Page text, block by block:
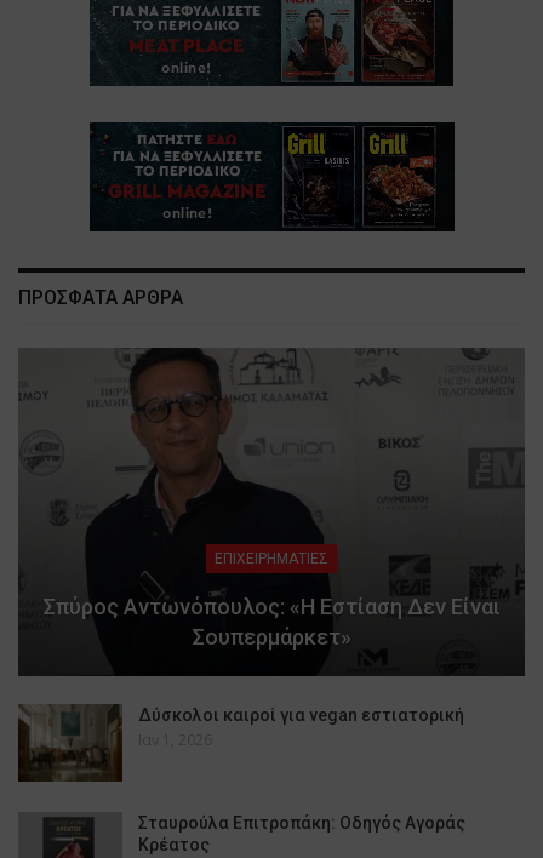
ΠΡΟΣΦΑΤΑ ΑΡΘΡΑ
ΕΠΙΧΕΙΡΗΜΑΤΙΕΣ
Σπύρος Αντωνόπουλος: «Η Εστίαση Δεν Είναι
Σουπερμάρκετ»
Δύσκολοι καιροί για vegan εστιατορική
Ιαν 1, 2026
Σταυρούλα Επιτροπάκη: Οδηγός Αγοράς
Κρέατος